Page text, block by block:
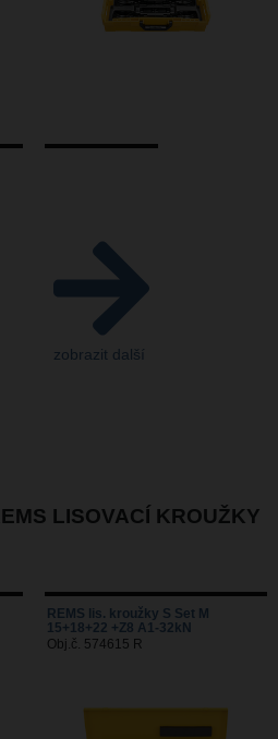
zobrazit další
LISOVACÍ KROUŽKY
REMS lis. kroužky S Set M
15+18+22 +Z8 A1-32kN
Obj.č. 574615 R